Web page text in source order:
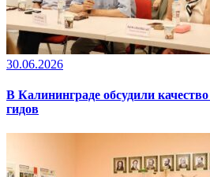
30.06.2026
В Калининграде обсудили
гидов